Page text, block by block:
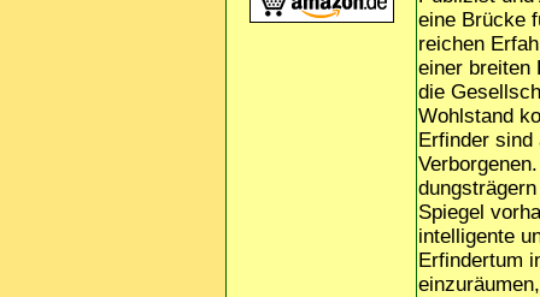
eine Brücke
reichen
einer breiten
die
Wohlstand
Erfinder
Spiegel
intelligente
Erfindertum